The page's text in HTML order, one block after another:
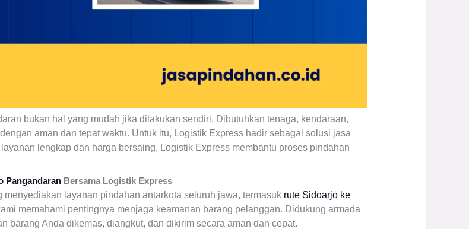
bukan hal yang mudah jika dilakukan sendiri. Dibutuhkan tenaga, kendaraan,
aman dan tepat waktu. Untuk itu, Logistik Express hadir sebagai solusi jasa
lengkap dan harga bersaing, Logistik Express membantu proses pindahan
Pangandaran Bersama Logistik Express
layanan pindahan antarkota seluruh jawa, termasuk rute Sidoarjo ke
memahami pentingnya menjaga keamanan barang pelanggan. Didukung armada
barang Anda dikemas, diangkut, dan dikirim secara aman dan cepat.